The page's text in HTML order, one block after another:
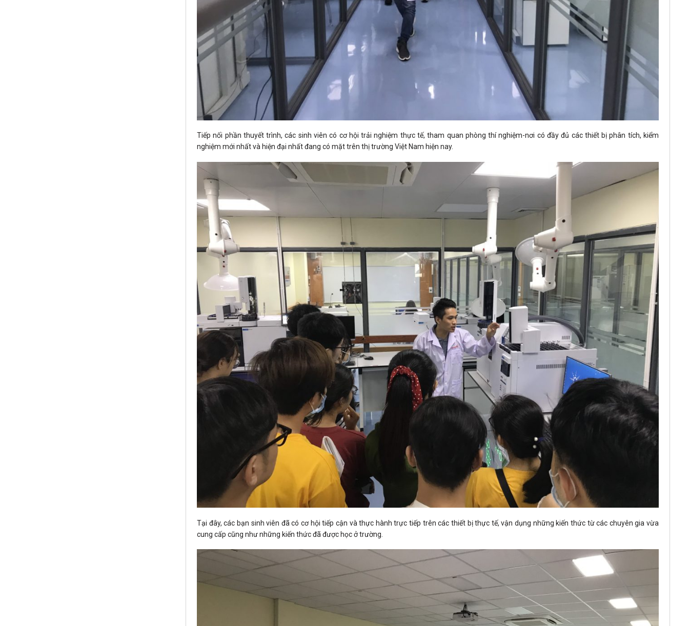
Tiếp nối phần thuyết trình, các sinh viên có cơ hội trải nghiệm thực tế, tham quan phòng thí nghiệm-nơi có đầy đủ các thiết bị phân tích, kiểm
nghiệm mới nhất và hiện đại nhất đang có mặt trên thị trường Việt Nam hiện nay.
Tại đây, các bạn sinh viên đã có cơ hội tiếp cận và thực hành trực tiếp trên các thiết bị thực tế, vận dụng những kiến thức từ các chuyên gia vừa
cung cấp cũng như những kiến thức đã được học ở trường.